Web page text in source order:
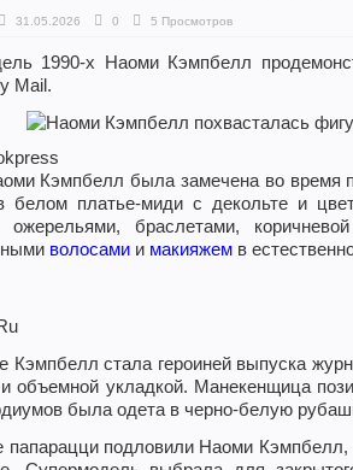
31.05.2026 0 5 Просмотров
1990-х Наоми Кэмпбелл
Mail.
Кэмпбелл была замечена во время
белом платье-миди с декольте и
ожерельями, браслетами,
волосами и макияжем в
Кэмпбелл стала героиней выпуска
и объемной укладкой. Манекенщица
была одета в черно-белую
папарацци подловили Наоми Кэмпбелл,